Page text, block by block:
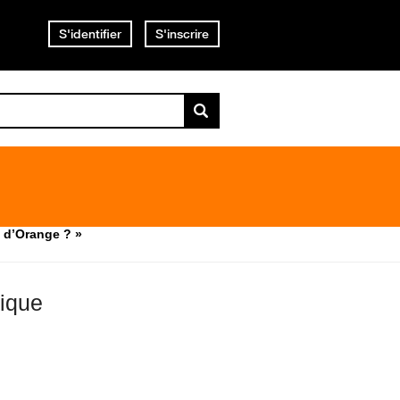
S'identifier S'inscrire
? »